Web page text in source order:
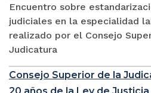
Encuentro sobre
judiciales en la especialidad
realizado por el Consejo
Judicatura
Consejo Superior de la